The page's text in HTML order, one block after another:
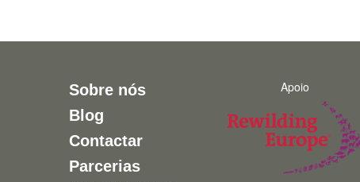
Sobre nós
Blog
Contactar
Parcerias
Apoio